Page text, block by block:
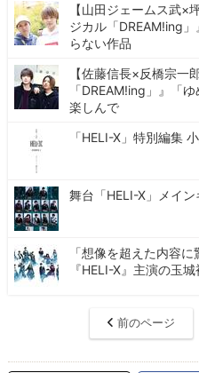
【山田ジェームス武×
ジカル「DREAM!ing
らない作品
【佐藤信長×反橋宗一
「DREAM!ing」』「
楽しんで
「HELI-X」特別編集
舞台「HELI-X」メイ
「想像を超えた内容
『HELI-X』主演の玉
前のページ